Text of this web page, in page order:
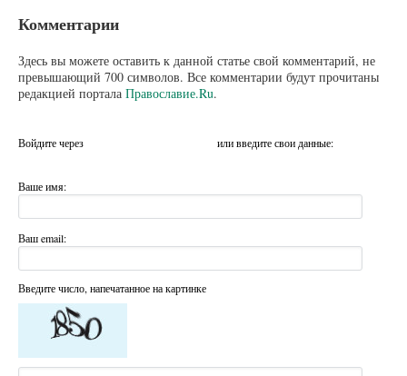
Комментарии
Здесь вы можете оставить к данной статье свой комментарий, не
превышающий 700 символов. Все комментарии будут прочитаны
редакцией портала Православие.Ru.
Войдите через или введите свои данные:
Ваше имя:
Ваш email:
Введите число, напечатанное на картинке